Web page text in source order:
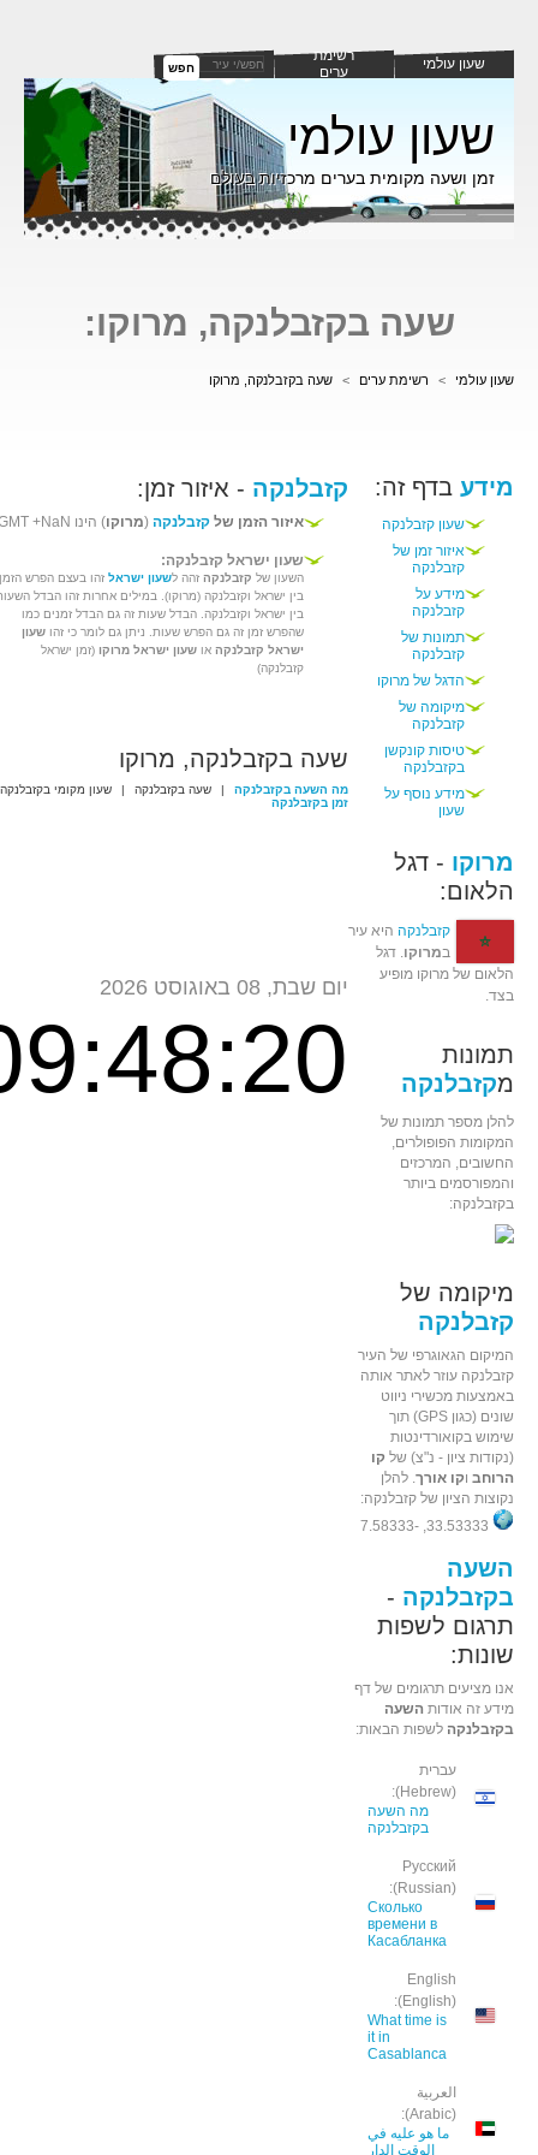
שעון עולמי
רשימת
ערים
חפש
שעון עולמי
זמן ושעה מקומית בערים מרכזיות בעולם
שעה בקזבלנקה, מרוקו:
שעון עולמי > רשימת ערים > שעה בקזבלנקה, מרוקו
מידע בדף זה:
שעון קזבלנקה
איזור זמן של
קזבלנקה
מידע על
קזבלנקה
תמונות של
קזבלנקה
הדגל של מרוקו
מיקומה של
קזבלנקה
טיסות קונקשן
בקזבלנקה
מידע נוסף על
שעון
מרוקו - דגל
הלאום:
קזבלנקה היא עיר
במרוקו. דגל
הלאום של מרוקו מופיע
בצד.
תמונות
מקזבלנקה
להלן מספר תמונות של
המקומות הפופולרים,
החשובים, המרכזים
והמפורסמים ביותר
בקזבלנקה:
מיקומה של
קזבלנקה
המיקום הגאוגרפי של העיר
קזבלנקה עוזר לאתר אותה
באמצעות מכשירי ניווט
שונים (כגון GPS) תוך
שימוש בקואורדינטות
(נקודות ציון - נ"צ) של קו
הרוחב וקו אורך. להלן
נקוצות הציון של קזבלנקה:
השעה
בקזבלנקה -
תרגום לשפות
שונות:
אנו מציעים תרגומים של דף
מידע זה אודות השעה
בקזבלנקה לשפות הבאות:
עברית
(Hebrew):
מה השעה
בקזבלנקה
Русский
(Russian):
Сколько
времени в
Касабланка
English
(English):
What time is
it in
Casablanca
العربية
(Arabic):
ما هو عليه في
الوقت الدار
קזבלנקה - איזור זמן:
איזור הזמן של קזבלנקה (מרוקו) הינו GMT +NaN
שעון ישראל קזבלנקה:
השעון של קזבלנקה זהה לשעון ישראל זהו בעצם הפרש הזמן
בין ישראל וקזבלנקה (מרוקו). במילים אחרות זהו הבדל
בין ישראל וקזבלנקה. הבדל שעות זה גם הבדל זמנים כמו
שהפרש זמן זה גם הפרש שעות. ניתן גם לומר כי זהו שעון
ישראל קזבלנקה או שעון ישראל מרוקו (זמן ישראל
קזבלנקה)
שעה בקזבלנקה, מרוקו
מה השעה בקזבלנקה | שעה בקזבלנקה |
שעון מקומי בקזבלנקה
זמן בקזבלנקה
יום שבת, 08 באוגוסט 2026